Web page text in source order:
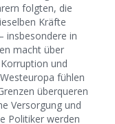
folgten, die
Kräfte
insbesondere in
macht über
und
fühlen
überqueren
Versorgung und
Politiker werden